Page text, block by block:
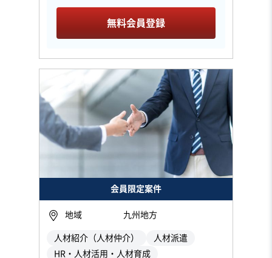
無料会員登録
会員限定案件
地域 九州地方
人材紹介（人材仲介）
人材派遣
HR・人材活用・人材育成